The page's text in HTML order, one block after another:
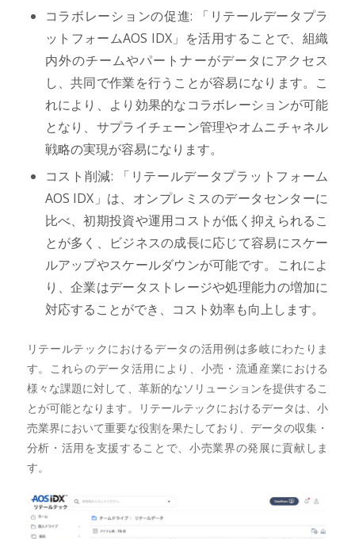
コラボレーションの促進: 「リテールデータプラ
ットフォームAOS IDX」を活用することで、組織
内外のチームやパートナーがデータにアクセス
し、共同で作業を行うことが容易になります。こ
れにより、より効果的なコラボレーションが可能
となり、サプライチェーン管理やオムニチャネル
戦略の実現が容易になります。
コスト削減: 「リテールデータプラットフォーム
AOS IDX」は、オンプレミスのデータセンターに
比べ、初期投資や運用コストが低く抑えられるこ
とが多く、ビジネスの成長に応じて容易にスケー
ルアップやスケールダウンが可能です。これによ
り、企業はデータストレージや処理能力の増加に
対応することができ、コスト効率も向上します。
リテールテックにおけるデータの活用例は多岐にわたりま
す。これらのデータ活用により、小売・流通産業における
様々な課題に対して、革新的なソリューションを提供するこ
とが可能となります。リテールテックにおけるデータは、小
売業界において重要な役割を果たしており、データの収集・
分析・活用を支援することで、小売業界の発展に貢献しま
す。